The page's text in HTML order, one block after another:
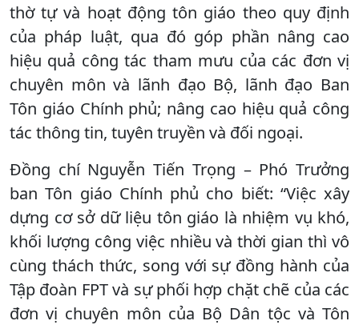
thờ tự và hoạt động tôn giáo theo quy định
của pháp luật, qua đó góp phần nâng cao
hiệu quả công tác tham mưu của các đơn vị
chuyên môn và lãnh đạo Bộ, lãnh đạo Ban
Tôn giáo Chính phủ; nâng cao hiệu quả công
tác thông tin, tuyên truyền và đối ngoại.
Đồng chí Nguyễn Tiến Trọng – Phó Trưởng
ban Tôn giáo Chính phủ cho biết: “Việc xây
dựng cơ sở dữ liệu tôn giáo là nhiệm vụ khó,
khối lượng công việc nhiều và thời gian thì vô
cùng thách thức, song với sự đồng hành của
Tập đoàn FPT và sự phối hợp chặt chẽ của các
đơn vị chuyên môn của Bộ Dân tộc và Tôn